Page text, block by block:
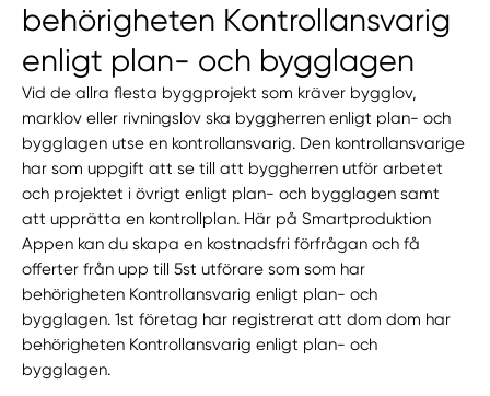
behörigheten Kontrollansvarig
enligt plan- och bygglagen
Vid de allra flesta byggprojekt som kräver bygglov,
marklov eller rivningslov ska byggherren enligt plan- och
bygglagen utse en kontrollansvarig. Den kontrollansvarige
har som uppgift att se till att byggherren utför arbetet
och projektet i övrigt enligt plan- och bygglagen samt
att upprätta en kontrollplan. Här på Smartproduktion
Appen kan du skapa en kostnadsfri förfrågan och få
offerter från upp till 5st utförare som som har
behörigheten Kontrollansvarig enligt plan- och
bygglagen. 1st företag har registrerat att dom dom har
behörigheten Kontrollansvarig enligt plan- och
bygglagen.